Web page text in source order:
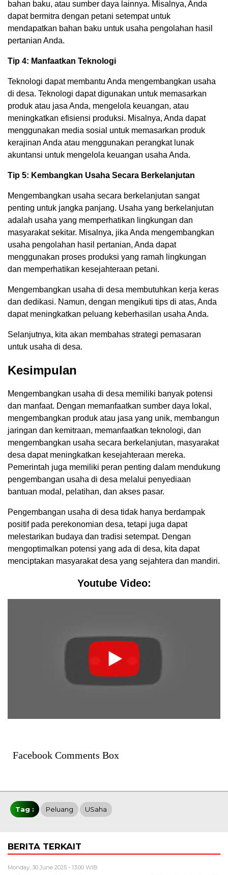
bahan baku, atau sumber daya lainnya. Misalnya, Anda
dapat bermitra dengan petani setempat untuk
mendapatkan bahan baku untuk usaha pengolahan hasil
pertanian Anda.
Tip 4: Manfaatkan Teknologi
Teknologi dapat membantu Anda mengembangkan usaha
di desa. Teknologi dapat digunakan untuk memasarkan
produk atau jasa Anda, mengelola keuangan, atau
meningkatkan efisiensi produksi. Misalnya, Anda dapat
menggunakan media sosial untuk memasarkan produk
kerajinan Anda atau menggunakan perangkat lunak
akuntansi untuk mengelola keuangan usaha Anda.
Tip 5: Kembangkan Usaha Secara Berkelanjutan
Mengembangkan usaha secara berkelanjutan sangat
penting untuk jangka panjang. Usaha yang berkelanjutan
adalah usaha yang memperhatikan lingkungan dan
masyarakat sekitar. Misalnya, jika Anda mengembangkan
usaha pengolahan hasil pertanian, Anda dapat
menggunakan proses produksi yang ramah lingkungan
dan memperhatikan kesejahteraan petani.
Mengembangkan usaha di desa membutuhkan kerja keras
dan dedikasi. Namun, dengan mengikuti tips di atas, Anda
dapat meningkatkan peluang keberhasilan usaha Anda.
Selanjutnya, kita akan membahas strategi pemasaran
untuk usaha di desa.
Kesimpulan
Mengembangkan usaha di desa memiliki banyak potensi
dan manfaat. Dengan memanfaatkan sumber daya lokal,
mengembangkan produk atau jasa yang unik, membangun
jaringan dan kemitraan, memanfaatkan teknologi, dan
mengembangkan usaha secara berkelanjutan, masyarakat
desa dapat meningkatkan kesejahteraan mereka.
Pemerintah juga memiliki peran penting dalam mendukung
pengembangan usaha di desa melalui penyediaan
bantuan modal, pelatihan, dan akses pasar.
Pengembangan usaha di desa tidak hanya berdampak
positif pada perekonomian desa, tetapi juga dapat
melestarikan budaya dan tradisi setempat. Dengan
mengoptimalkan potensi yang ada di desa, kita dapat
menciptakan masyarakat desa yang sejahtera dan mandiri.
Youtube Video:
Facebook Comments Box
Tag : Peluang USaha
BERITA TERKAIT
Monday, 30 June 2025 - 13:00 WIB